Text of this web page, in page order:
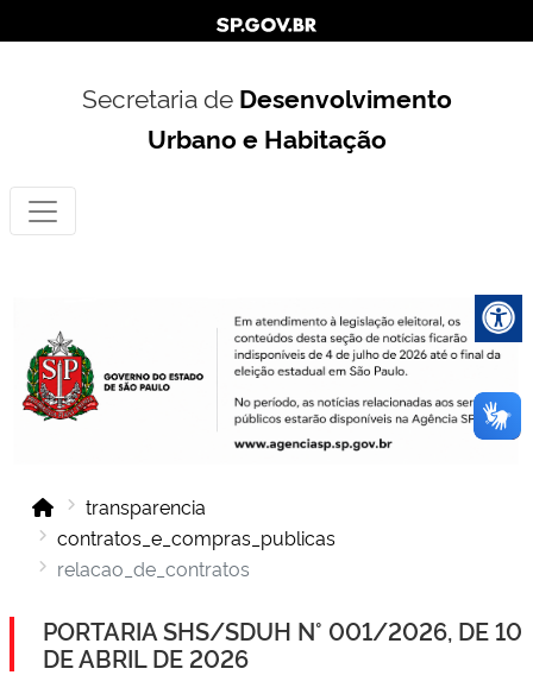
Secretaria de Desenvolvimento
Urbano e Habitação
transparencia
contratos_e_compras_publicas
relacao_de_contratos
PORTARIA SHS/SDUH N° 001/2026, DE 10
DE ABRIL DE 2026